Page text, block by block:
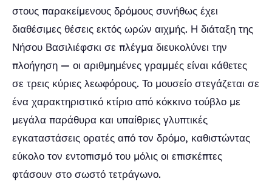
στους παρακείμενους δρόμους συνήθως έχει
διαθέσιμες θέσεις εκτός ωρών αιχμής. Η διάταξη της
Νήσου Βασιλιέφσκι σε πλέγμα διευκολύνει την
πλοήγηση — οι αριθμημένες γραμμές είναι κάθετες
σε τρεις κύριες λεωφόρους. Το μουσείο στεγάζεται σε
ένα χαρακτηριστικό κτίριο από κόκκινο τούβλο με
μεγάλα παράθυρα και υπαίθριες γλυπτικές
εγκαταστάσεις ορατές από τον δρόμο, καθιστώντας
εύκολο τον εντοπισμό του μόλις οι επισκέπτες
φτάσουν στο σωστό τετράγωνο.